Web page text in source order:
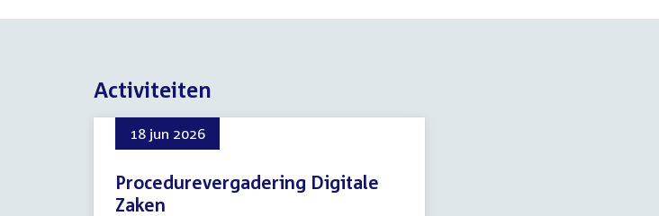
Activiteiten
18 jun 2026
Procedurevergadering Digitale
Zaken